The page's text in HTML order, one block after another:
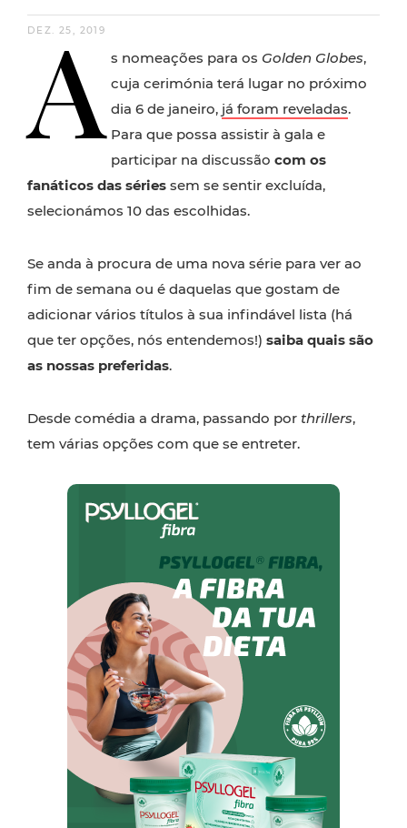
DEZ. 25, 2019
A s nomeações para os Golden Globes,
cuja cerimónia terá lugar no próximo
dia 6 de janeiro, já foram reveladas.
Para que possa assistir à gala e
participar na discussão com os
fanáticos das séries sem se sentir excluída,
selecionámos 10 das escolhidas.
Se anda à procura de uma nova série para ver ao
fim de semana ou é daquelas que gostam de
adicionar vários títulos à sua infindável lista (há
que ter opções, nós entendemos!) saiba quais são
as nossas preferidas.
Desde comédia a drama, passando por thrillers,
tem várias opções com que se entreter.